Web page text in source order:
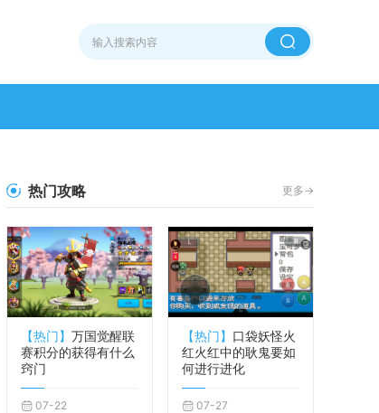
热门攻略 更多->
【热门】 万国觉醒联
赛积分的获得有什么
窍门
07-22
【热门】 口袋妖怪火
红火红中的耿鬼要如
何进行进化
07-27